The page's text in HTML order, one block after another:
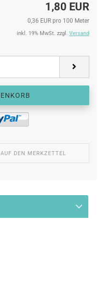
1,80 EUR
0,36 EUR pro 100 Meter
inkl. 19% MwSt. zzgl. Versand
AUF DEN MERKZETTEL